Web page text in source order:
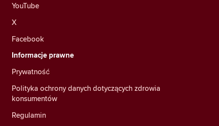
YouTube
X
Facebook
Informacje prawne
Prywatność
Polityka ochrony danych dotyczących zdrowia
konsumentów
Regulamin